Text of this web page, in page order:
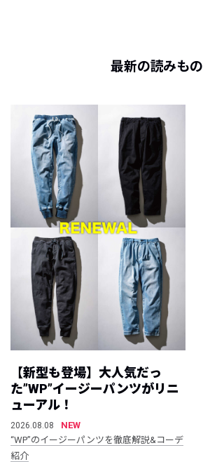
最新の読みもの
【新型も登場】大人気だっ
た”WP”イージーパンツがリニ
ューアル！
2026.08.08
NEW
“WP”のイージーパンツを徹底解説&コーデ
紹介